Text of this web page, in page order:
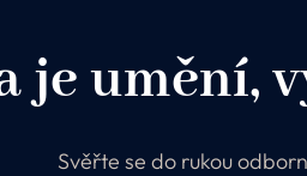
je umění,
Svěřte se do rukou